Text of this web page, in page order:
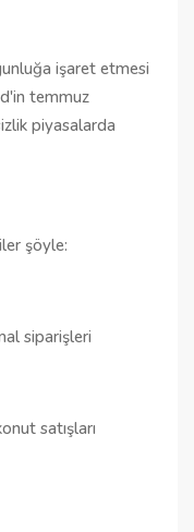
işaret etmesi
temmuz
piyasalarda
şöyle:
siparişleri
satışları